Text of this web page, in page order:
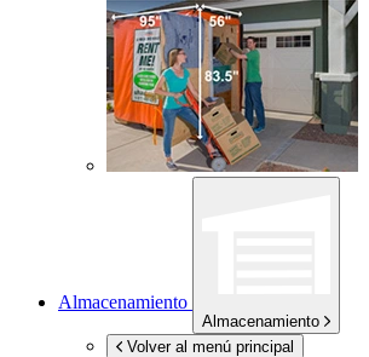
Almacenamiento
Almacenamiento
Volver al menú principal